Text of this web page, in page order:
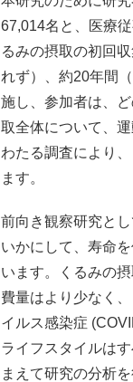
67,014名と、医療
るみの摂取の初回
れず）、約20年間
施し、参加者は、
取全体について、
わたる調査により
ます。
前向き観察研究と
いかにして、寿命
います。くるみの
費量はより少なく
イルス感染症
ライフスタイルは
まえて研究の分析を